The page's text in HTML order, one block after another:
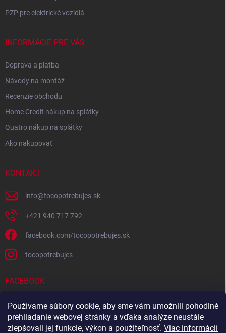
Používame súbory cookie, aby sme vám umožnili pohodlné
prehliadanie webovej stránky a vďaka analýze neustále
zlepšovali jej funkcie, výkon a použiteľnosť. Viac informácií
PZP pre elektrické vozidlá
INFORMÁCIE PRE VÁS
Doprava a platba
Návody na montáž
Recenzie obchodu
Home Credit nákup na splátky
Quatro nákup na splátky
Ako nakupovať
KONTAKT
info@tocopotrebujes.sk
+421 940 717 792
facebook.com/tocopotrebujes.sk
tocopotrebujes
FACEBOOK